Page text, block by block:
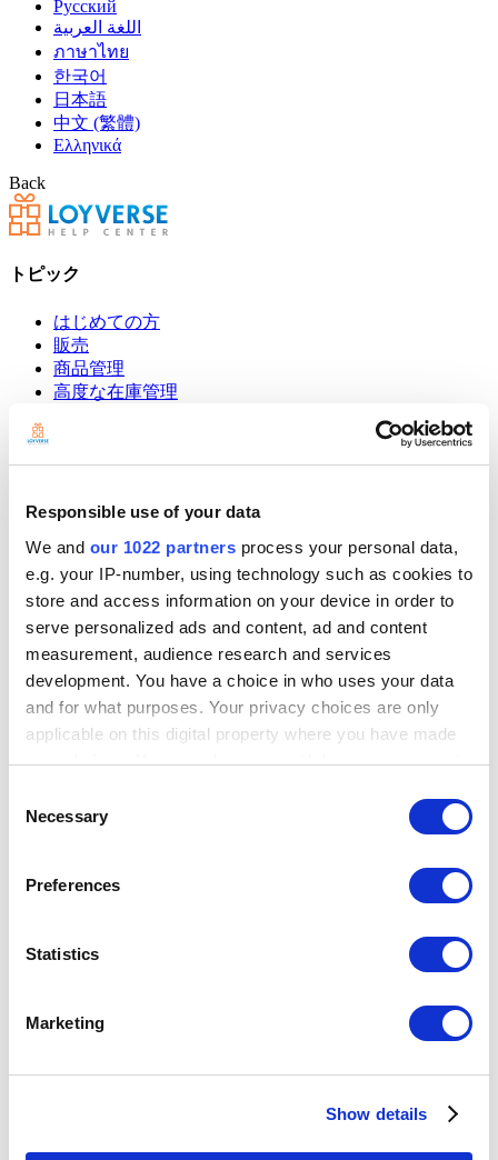
Responsible use of your data
We and our 1022 partners process your personal data,
e.g. your IP-number, using technology such as cookies to
store and access information on your device in order to
serve personalized ads and content, ad and content
measurement, audience research and services
development. You have a choice in who uses your data
and for what purposes. Your privacy choices are only
applicable on this digital property where you have made
your choices. You can change or withdraw your consent
the Privacy trigger icon.
Collect information about your geographical
meters
Identify your device by actively scanning it for
Find out more about how your personal data is processed
We use cookies to personalize content and ads, to
Selection
Necessary
Preferences
Statistics
Marketing
Show details
Русский
اللغة العربية
ภาษาไทย
한국어
日本語
中文 (繁體)
Ελληνικά
Back
トピック
はじめての方
販売
商品管理
高度な在庫管理
売上分析
ハードウェア
POSレジ
Community
Show — Community Hide — Community
App Marketplace
Community
アカウント登録
SBペイメントサービスでカード決済をおこなう
STORES 決済（旧：Coiney）でカード決済をおこなう
PAYGATEの連携エラーを解消する方法(E600522)
現金、カード決済、商品券など様々な支払い方法を設定する